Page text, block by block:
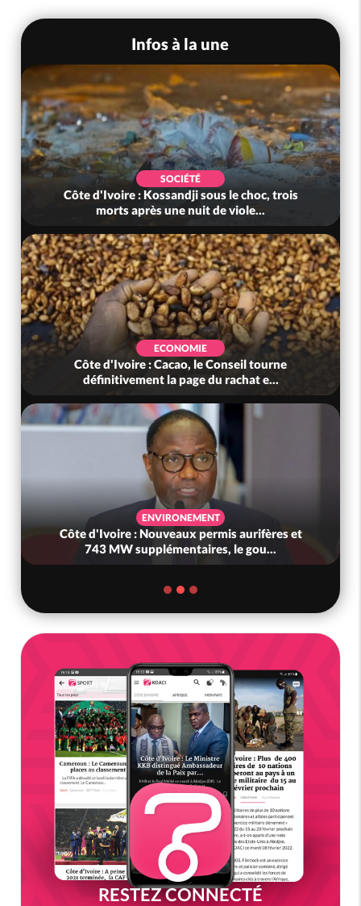
Infos à la une
SOCIÉTÉ
Côte d'Ivoire : Kossandji sous le choc, trois
morts après une nuit de viole...
ECONOMIE
Côte d'Ivoire : Cacao, le Conseil tourne
définitivement la page du rachat e...
ENVIRONEMENT
Côte d'Ivoire : Nouveaux permis aurifères et
743 MW supplémentaires, le gou...
RESTEZ CONNECTÉ